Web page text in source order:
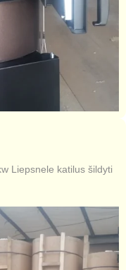
Liepsnele katilus šildyti